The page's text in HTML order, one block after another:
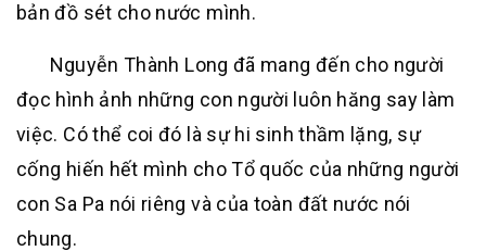
bản đồ sét cho nước mình.
Nguyễn Thành Long đã mang đến cho người
đọc hình ảnh những con người luôn hăng say làm
việc. Có thể coi đó là sự hi sinh thầm lặng, sự
cống hiến hết mình cho Tổ quốc của những người
con Sa Pa nói riêng và của toàn đất nước nói
chung.